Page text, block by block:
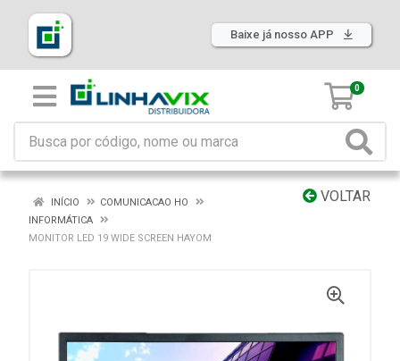
Baixe já nosso APP
0
VOLTAR
INÍCIO
COMUNICACAO HO
INFORMÁTICA
MONITOR LED 19 WIDE SCREEN HAYOM